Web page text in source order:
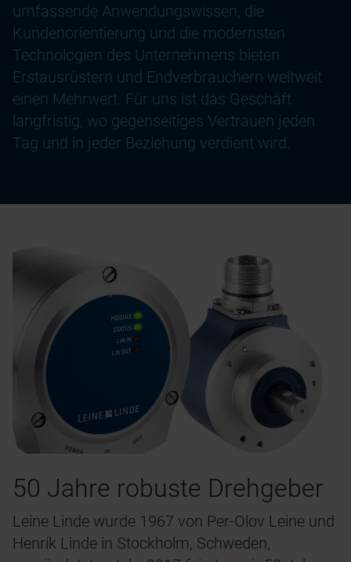
umfassende Anwendungswissen, die
Kundenorientierung und die modernsten
Technologien des Unternehmens bieten
Erstausrüstern und Endverbrauchern weltweit
einen Mehrwert. Für uns ist das Geschäft
langfristig, wo gegenseitiges Vertrauen jeden
Tag und in jeder Beziehung verdient wird.
50 Jahre robuste Drehgeber
Leine Linde wurde 1967 von Per-Olov Leine und
Henrik Linde in Stockholm, Schweden,